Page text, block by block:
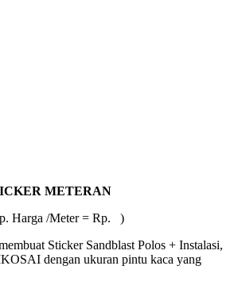
METERAN
Harga /Meter = Rp. )
Sticker Sandblast Polos + Instalasi,
dengan ukuran pintu kaca yang